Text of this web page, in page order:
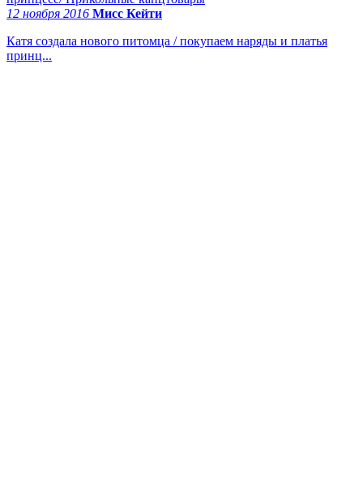
12 ноября 2016 Мисс Кейти
Катя создала нового питомца / покупаем наряды и платья
принц...